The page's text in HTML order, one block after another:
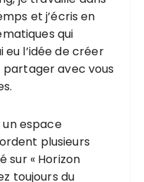
et j’écris en
qui
eu l’idée de créer
avec vous
espace
plusieurs
sur « Horizon
toujours du